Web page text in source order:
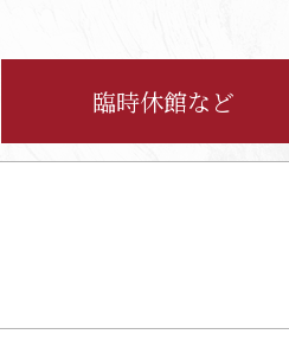
臨時休館など